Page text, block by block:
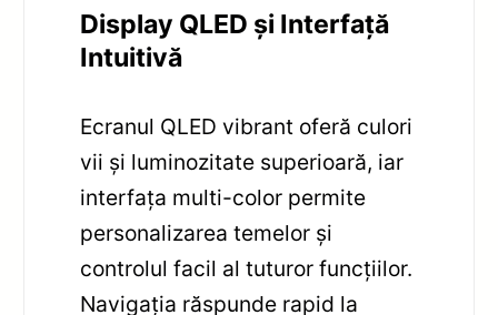
Display QLED și Interfață
Intuitivă
Ecranul QLED vibrant oferă culori
vii și luminozitate superioară, iar
interfața multi-color permite
personalizarea temelor și
controlul facil al tuturor funcțiilor.
Navigația răspunde rapid la